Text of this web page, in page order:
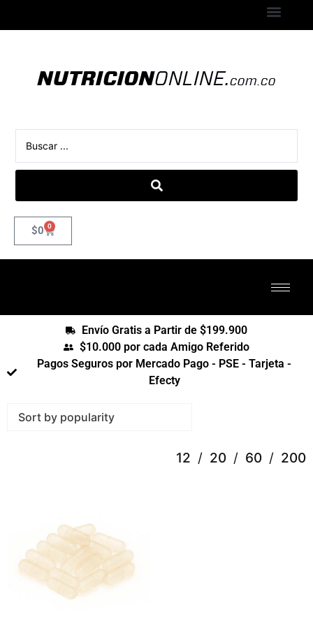
$0 0
Envío Gratis a Partir de $199.900
$10.000 por cada Amigo Referido
Pagos Seguros por Mercado Pago - PSE - Tarjeta -
Efecty
12 20 60 200